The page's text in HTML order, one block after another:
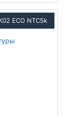
ECO NTC5k